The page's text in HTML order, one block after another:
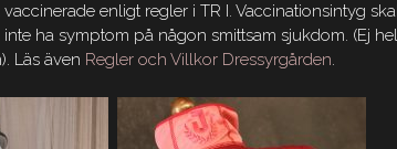
vaccinerade enligt regler i TR I. Vaccinationsintyg
ha symptom på någon smittsam sjukdom. (Ej
Läs även Regler och Villkor Dressyrgården.